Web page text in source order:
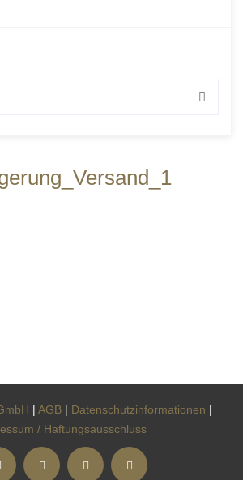
| AGB | Datenschutzinformationen |
/ Haftungsausschluss